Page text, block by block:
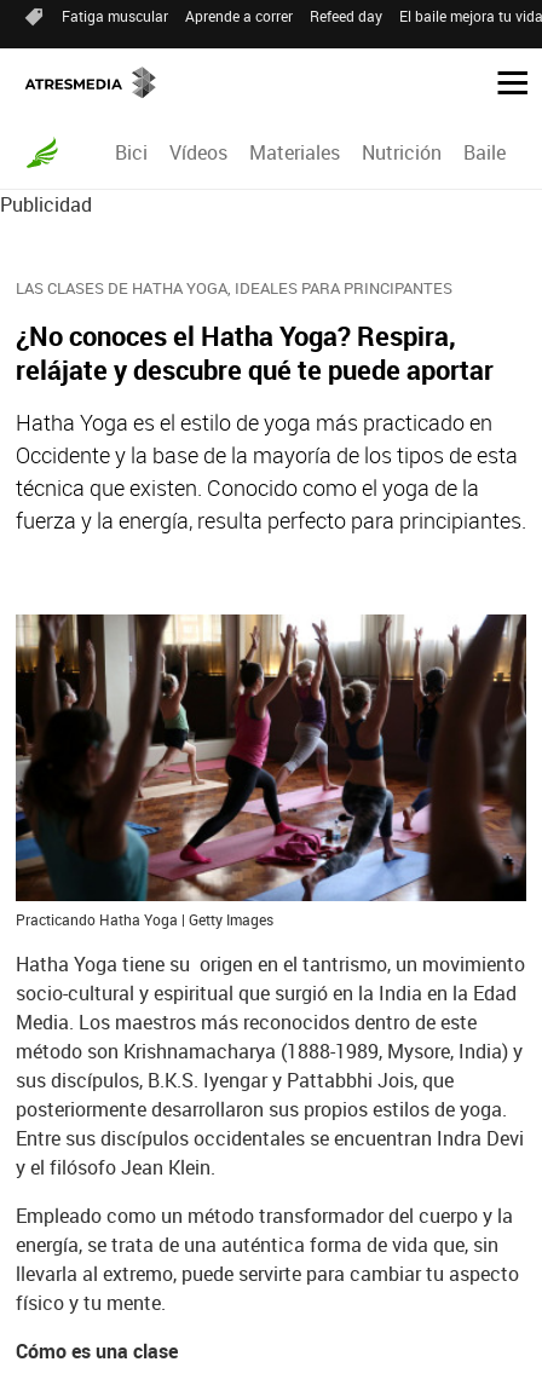
Fatiga muscular Aprende a correr Refeed day El baile mejora tu
Bici Vídeos Materiales Nutrición Baile
Publicidad
LAS CLASES DE HATHA YOGA, IDEALES PARA PRINCIPANTES
¿No conoces el Hatha Yoga? Respira,
relájate y descubre qué te puede aportar
Hatha Yoga es el estilo de yoga más practicado en
Occidente y la base de la mayoría de los tipos de esta
técnica que existen. Conocido como el yoga de la
fuerza y la energía, resulta perfecto para principiantes.
Practicando Hatha Yoga | Getty Images
Hatha Yoga tiene su origen en el tantrismo, un movimiento
socio-cultural y espiritual que surgió en la India en la Edad
Media. Los maestros más reconocidos dentro de este
método son Krishnamacharya (1888-1989, Mysore, India) y
sus discípulos, B.K.S. Iyengar y Pattabbhi Jois, que
posteriormente desarrollaron sus propios estilos de yoga.
Entre sus discípulos occidentales se encuentran Indra Devi
y el filósofo Jean Klein.
Empleado como un método transformador del cuerpo y la
energía, se trata de una auténtica forma de vida que, sin
llevarla al extremo, puede servirte para cambiar tu aspecto
físico y tu mente.
Cómo es una clase